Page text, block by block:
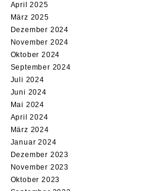
April 2025
März 2025
Dezember 2024
November 2024
Oktober 2024
September 2024
Juli 2024
Juni 2024
Mai 2024
April 2024
März 2024
Januar 2024
Dezember 2023
November 2023
Oktober 2023